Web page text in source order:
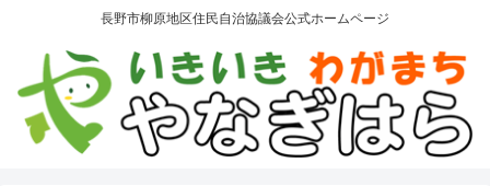
長野市柳原地区住民自治協議会公式ホームページ